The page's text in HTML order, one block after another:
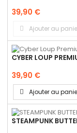
39,90 €
Ajouter au
CYBER LOUP
39,90 €
Ajouter au
STEAMPUNK